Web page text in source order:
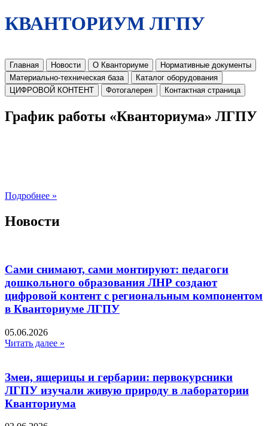
КВАНТОРИУМ ЛГПУ
Главная Новости О Кванториуме
Нормативные документы
Материально-техническая база
Каталог оборудования
ЦИФРОВОЙ КОНТЕНТ
Фотогалерея Контактная страница
График работы «Кванториума» ЛГПУ
Подробнее »
Новости
Сами снимают, сами монтируют: педагоги
дошкольного образования ЛНР создают
цифровой контент с региональным компонентом
в Кванториуме ЛГПУ​
05.06.2026
Читать далее »
Змеи, ящерицы и гербарии: первокурсники
ЛГПУ изучали живую природу в лаборатории
Кванториума